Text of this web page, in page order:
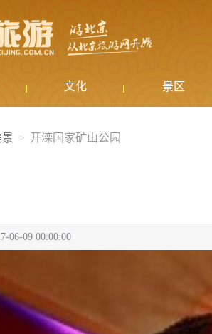
文化 景区
开滦国家矿山公园
06-09 00:00:00